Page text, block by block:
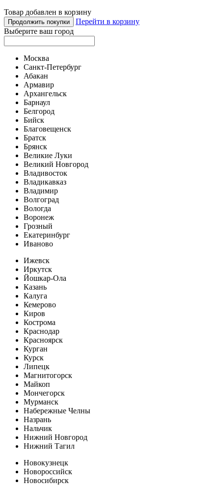
Товар добавлен в корзину
Продолжить покупки
Перейти в корзину
Выберите ваш город
Москва
Санкт-Петербург
Абакан
Армавир
Архангельск
Барнаул
Белгород
Бийск
Благовещенск
Братск
Брянск
Великие Луки
Великий Новгород
Владивосток
Владикавказ
Владимир
Волгоград
Вологда
Воронеж
Грозный
Екатеринбург
Иваново
Ижевск
Иркутск
Йошкар-Ола
Казань
Калуга
Кемерово
Киров
Кострома
Краснодар
Красноярск
Курган
Курск
Липецк
Магнитогорск
Майкоп
Мончегорск
Мурманск
Набережные Челны
Назрань
Нальчик
Нижний Новгород
Нижний Тагил
Новокузнецк
Новороссийск
Новосибирск